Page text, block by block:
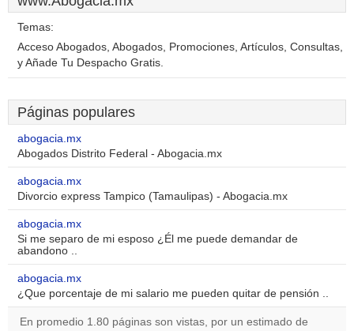
Temas:
Acceso Abogados, Abogados, Promociones, Artículos, Consultas,
y Añade Tu Despacho Gratis.
Páginas populares
abogacia.mx
Abogados Distrito Federal - Abogacia.mx
abogacia.mx
Divorcio express Tampico (Tamaulipas) - Abogacia.mx
abogacia.mx
Si me separo de mi esposo ¿Él me puede demandar de
abandono ..
abogacia.mx
¿Que porcentaje de mi salario me pueden quitar de pensión ..
En promedio 1.80 páginas son vistas, por un estimado de